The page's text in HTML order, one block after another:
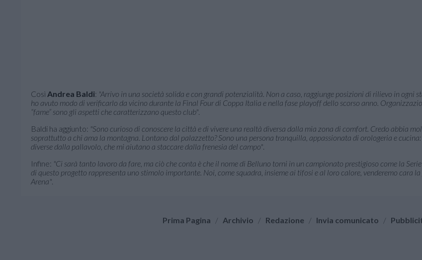
Così Andrea Baldi: "Arrivo in una società solida e con grandi potenzialità. Non a caso, raggiunge posizioni di rilievo in ogni
ho avuto modo di verificarlo da vicino durante la Final Four di Coppa Italia e nella fase playoff dello scorso anno.
“fame” sono gli aspetti che caratterizzano questo club".
Baldi ha aggiunto: "Sono curioso di conoscere la città e di vivere una realtà diversa dalla mia zona di comfort. Credo abbia
soprattutto a chi ama la montagna. Lontano dal palazzetto? Sono una persona tranquilla, appassionata di orologeria e
diverse dalla pallavolo, che mi aiutano a staccare dalla frenesia del campo".
Infine: "Ci sarà tanto lavoro da fare, ma ciò che conta è che il nome di Belluno torni in un campionato prestigioso come la
di questo progetto rappresenta uno stimolo importante. Noi, come squadra, insieme ai tifosi e al loro calore, venderemo cara
Arena".
Prima Pagina / Archivio / Redazione / Invia comunicato /